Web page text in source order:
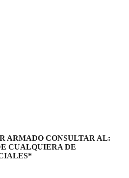
ARMADO CONSULTAR AL:
CUALQUIERA DE